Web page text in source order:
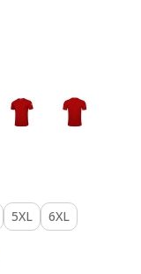
5XL 6XL